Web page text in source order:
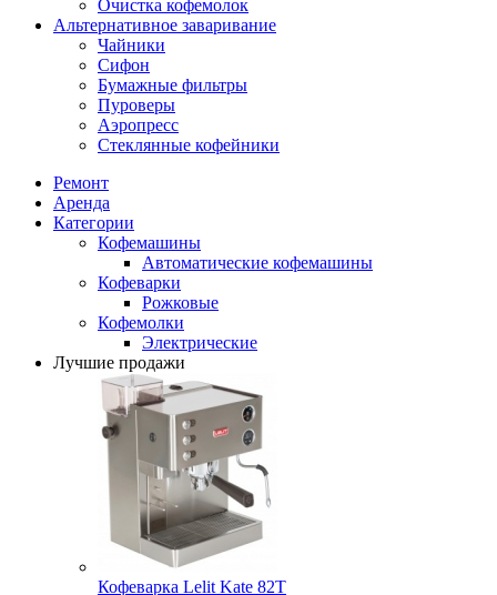
Очистка кофемолок
Альтернативное заваривание
Чайники
Сифон
Бумажные фильтры
Пуроверы
Аэропресс
Стеклянные кофейники
Ремонт
Аренда
Категории
Кофемашины
Автоматические кофемашины
Кофеварки
Рожковые
Кофемолки
Электрические
Лучшие продажи
Кофеварка Lelit Kate 82T